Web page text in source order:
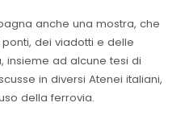
anche una mostra, che
dei viadotti e delle
insieme ad alcune tesi di
in diversi Atenei italiani,
della ferrovia.